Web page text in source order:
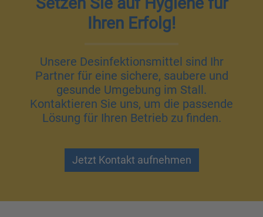
Ihren Erfolg!
Unsere Desinfektionsmittel sind Ihr
Partner für eine sichere, saubere und
gesunde Umgebung im Stall.
Kontaktieren Sie uns, um die passende
Lösung für Ihren Betrieb zu finden.
Jetzt Kontakt aufnehmen